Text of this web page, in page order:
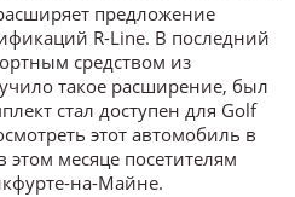
предложение
R-Line. В последний
средством из
такое расширение, был
стал доступен для Golf
этот автомобиль в
этом месяце посетителям
на-Майне.